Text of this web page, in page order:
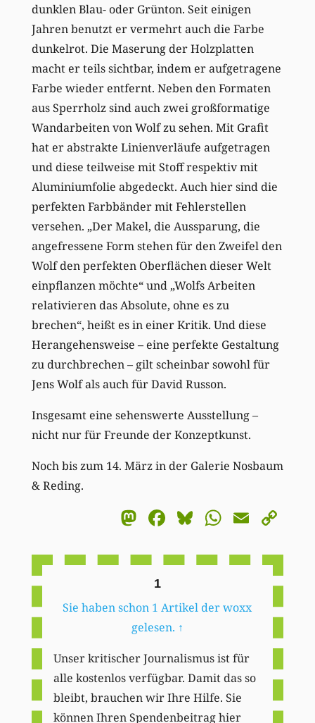
dunklen Blau- oder Grünton. Seit einigen
Jahren benutzt er vermehrt auch die Farbe
dunkelrot. Die Maserung der Holzplatten
macht er teils sichtbar, indem er aufgetragene
Farbe wieder entfernt. Neben den Formaten
aus Sperrholz sind auch zwei großformatige
Wandarbeiten von Wolf zu sehen. Mit Grafit
hat er abstrakte Linienverläufe aufgetragen
und diese teilweise mit Stoff respektiv mit
Aluminiumfolie abgedeckt. Auch hier sind die
perfekten Farbbänder mit Fehlerstellen
versehen. „Der Makel, die Aussparung, die
angefressene Form stehen für den Zweifel den
Wolf den perfekten Oberflächen dieser Welt
einpflanzen möchte“ und „Wolfs Arbeiten
relativieren das Absolute, ohne es zu
brechen“, heißt es in einer Kritik. Und diese
Herangehensweise – eine perfekte Gestaltung
zu durchbrechen – gilt scheinbar sowohl für
Jens Wolf als auch für David Russon.
Insgesamt eine sehenswerte Ausstellung –
nicht nur für Freunde der Konzeptkunst.
Noch bis zum 14. März in der Galerie Nosbaum
& Reding.
Mastodon
Facebook
BlueskyEmail
1
Sie haben schon 1 Artikel der woxx
gelesen. ↑
Unser kritischer Journalismus ist für
alle kostenlos verfügbar. Damit das so
bleibt, brauchen wir Ihre Hilfe. Sie
können Ihren Spendenbeitrag hier